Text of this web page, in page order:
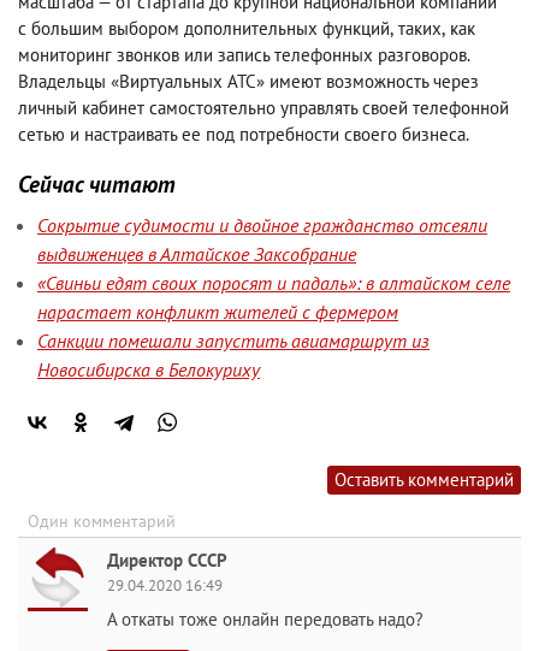
с большим выбором дополнительных функций, таких, как
мониторинг звонков или запись телефонных разговоров.
Владельцы «Виртуальных АТС» имеют возможность через
личный кабинет самостоятельно управлять своей телефонной
сетью и настраивать ее под потребности своего бизнеса.
Сейчас читают
Сокрытие судимости и двойное гражданство отсеяли
выдвиженцев в Алтайское Заксобрание
«Свиньи едят своих поросят и падаль»: в алтайском селе
нарастает конфликт жителей с фермером
Санкции помешали запустить авиамаршрут из
Новосибирска в Белокуриху
Оставить комментарий
Один комментарий
Директор СССР
29.04.2020 16:49
А откаты тоже онлайн передовать надо?